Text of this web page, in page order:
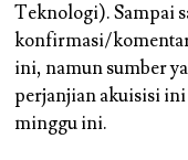
Teknologi). Sampai
konfirmasi/
ini, namun sumber
perjanjian akuisisi ini
minggu ini.